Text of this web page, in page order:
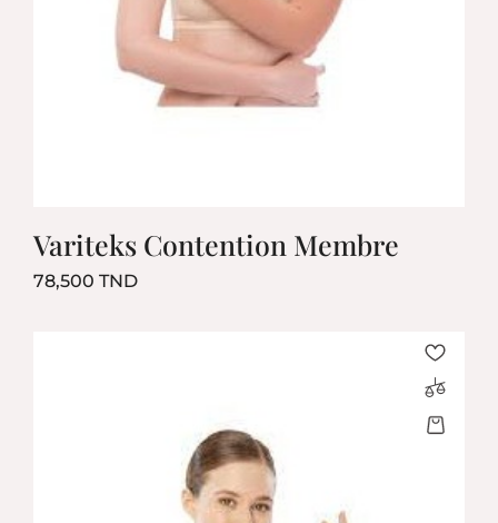
Variteks Contention Membre
78,500 TNDPrix